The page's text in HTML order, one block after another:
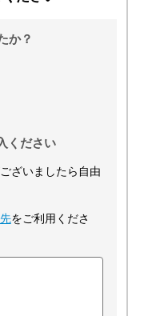
か？
ください
ざいましたら自由
をご利用くださ